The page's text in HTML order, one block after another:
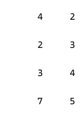
2
4
3
2
4
3
5
7